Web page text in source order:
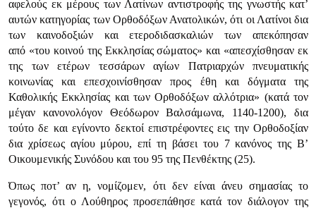
αφελούς εκ μέρους των Λατίνων αντιστροφής της γνωστής κατ’
αυτών κατηγορίας των Ορθοδόξων Ανατολικών, ότι οι Λατίνοι δια
των καινοδοξιών και ετεροδιδασκαλιών των απεκόπησαν
από «του κοινού της Εκκλησίας σώματος» και «απεσχίσθησαν εκ
της των ετέρων τεσσάρων αγίων Πατριαρχών πνευματικής
κοινωνίας και επεσχοινίσθησαν προς έθη και δόγματα της
Καθολικής Εκκλησίας και των Ορθοδόξων αλλότρια» (κατά τον
μέγαν κανονολόγον Θεόδωρον Βαλσάμωνα, 1140-1200), δια
τούτο δε και εγίνοντο δεκτοί επιστρέφοντες εις την Ορθοδοξίαν
δια χρίσεως αγίου μύρου, επί τη βάσει του 7 κανόνος της Β’
Οικουμενικής Συνόδου και του 95 της Πενθέκτης (25).
Όπως ποτ’ αν η, νομίζομεν, ότι δεν είναι άνευ σημασίας το
γεγονός, ότι ο Λούθηρος προσεπάθησε κατά τον διάλογον της